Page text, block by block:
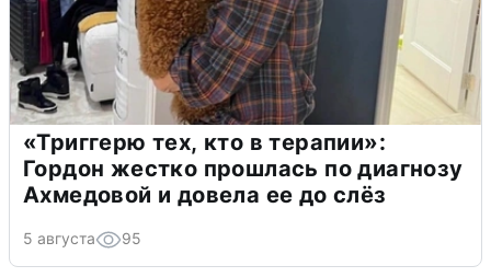
«Триггерю тех, кто в терапии»:
Гордон жестко прошлась по диагнозу
Ахмедовой и довела ее до слёз
5 августа 95